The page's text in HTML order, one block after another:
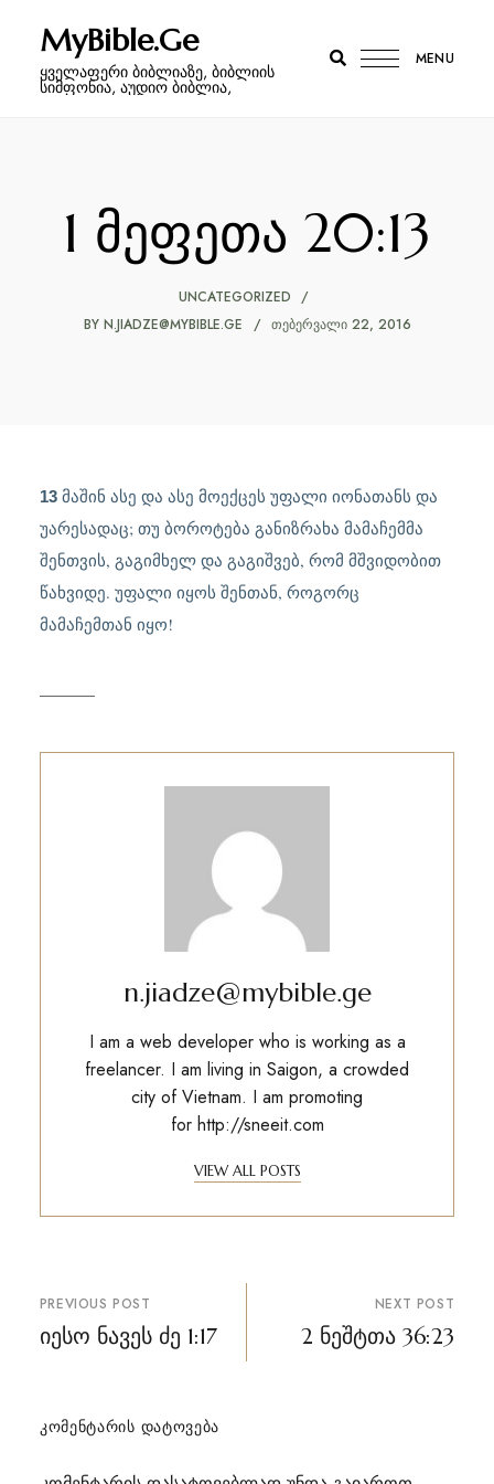
MyBible.Ge
ყველაფერი ბიბლიაზე, ბიბლიის
სიმფონია, აუდიო ბიბლია,
MENU
1 მეფეთა 20:13
UNCATEGORIZED
BY N.JIADZE@MYBIBLE.GE ᲗᲔᲑᲔᲠᲕᲐᲚᲘ 22, 2016
13 მაშინ ასე და ასე მოექცეს უფალი იონათანს და
უარესადაც; თუ ბოროტება განიზრახა მამაჩემმა
შენთვის, გაგიმხელ და გაგიშვებ, რომ მშვიდობით
წახვიდე. უფალი იყოს შენთან, როგორც
მამაჩემთან იყო!
n.jiadze@mybible.ge
I am a web developer who is working as a
freelancer. I am living in Saigon, a crowded
city of Vietnam. I am promoting
for http://sneeit.com
VIEW ALL POSTS
პოსტის
ნავიგაცია
PREVIOUS POST
იესო ნავეს ძე 1:17
NEXT POST
2 ნეშტთა 36:23
ᲙᲝᲛᲔᲜᲢᲐᲠᲘᲡ ᲓᲐᲢᲝᲕᲔᲑᲐ